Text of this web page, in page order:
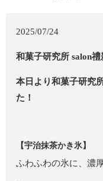
2025/07/24
和菓子研究所 salon禮
本日より和菓子研究
た！
【宇治抹茶かき氷】
ふわふわの氷に、濃